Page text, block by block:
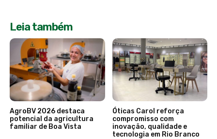
Leia também
AgroBV 2026 destaca
potencial da agricultura
familiar de Boa Vista
Óticas Carol reforça
compromisso com
inovação, qualidade e
tecnologia em Rio Branco